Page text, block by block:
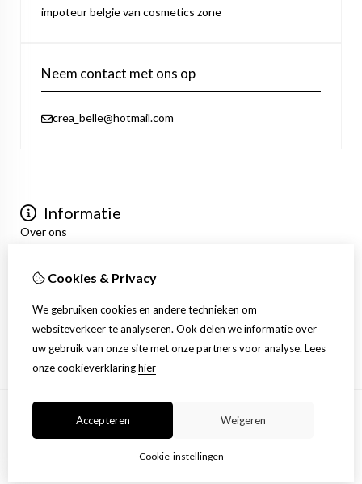
impoteur belgie van cosmetics zone
Neem contact met ons op
crea_belle@hotmail.com
Informatie
Over ons
Algemene voorwaarden
Mijn account
Inloggen
Bestelhistorie
Verlanglijst
Nieuwsbrief
© Copyright 2026 |TSB
Cookies & Privacy
We gebruiken cookies en andere technieken om
websiteverkeer te analyseren. Ook delen we informatie over
uw gebruik van onze site met onze partners voor analyse. Lees
onze cookieverklaringhier
Accepteren Weigeren
Cookie-instellingen